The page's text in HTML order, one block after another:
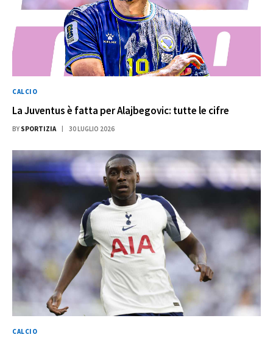
CALCIO
La Juventus è fatta per Alajbegovic: tutte le cifre
BY SPORTIZIA 30 LUGLIO 2026
CALCIO